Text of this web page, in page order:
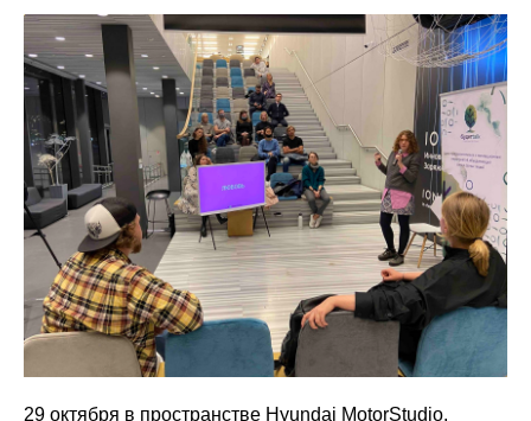
29 октября в пространстве Hyundai MotorStudio,